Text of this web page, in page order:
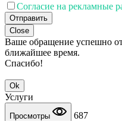
Согласие на рекламные
Отправить
Close
Ваше обращение успешно
ближайшее время.
Спасибо!
Ok
Услуги
Просмотры
687